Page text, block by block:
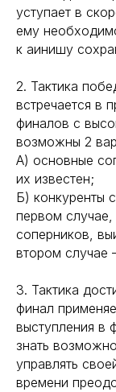
уступает в
ему
к aинишу
2. Тактика
встречается в
финалов с
возможны 2
А) основные
их известен;
Б) конкуренты
первом случае,
соперников,
втором случае
3. Тактика
финал
выступления в
знать
управлять
времени